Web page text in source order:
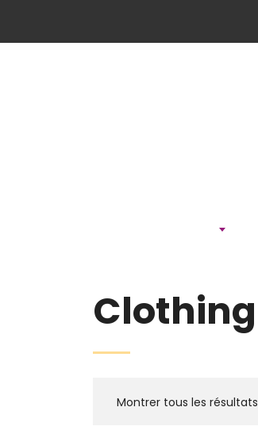
Clothing
Montrer tous les résultats